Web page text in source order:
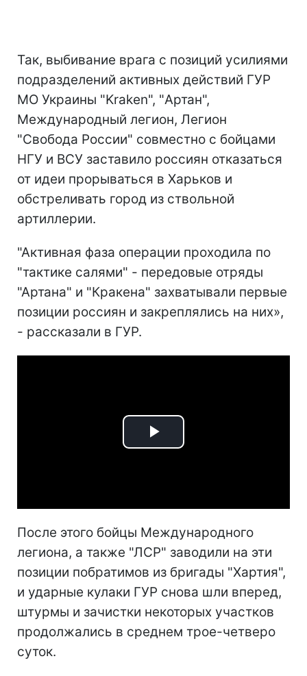
Так, выбивание врага с позиций усилиями
подразделений активных действий ГУР
МО Украины "Kraken", "Артан",
Международный легион, Легион
"Свобода России" совместно с бойцами
НГУ и ВСУ заставило россиян отказаться
от идеи прорываться в Харьков и
обстреливать город из ствольной
артиллерии.
"Активная фаза операции проходила по
"тактике салями" - передовые отряды
"Артана" и "Кракена" захватывали первые
позиции россиян и закреплялись на них»,
- рассказали в ГУР.
Play
После этого бойцы Международного
легиона, а также "ЛСР" заводили на эти
позиции побратимов из бригады "Хартия",
и ударные кулаки ГУР снова шли вперед,
штурмы и зачистки некоторых участков
продолжались в среднем трое-четверо
суток.